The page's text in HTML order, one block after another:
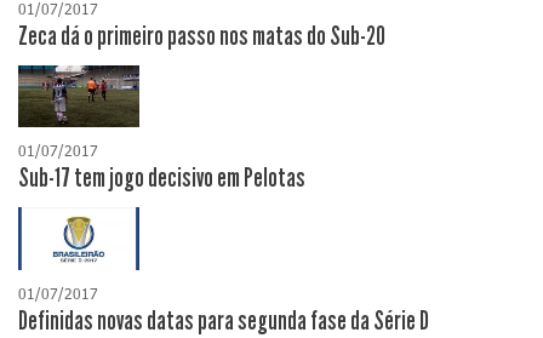
01/07/2017
Zeca dá o primeiro passo nos matas do Sub-20
01/07/2017
Sub-17 tem jogo decisivo em Pelotas
01/07/2017
Definidas novas datas para segunda fase da Série D